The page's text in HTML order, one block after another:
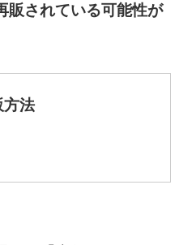
販されている可能性が
方法